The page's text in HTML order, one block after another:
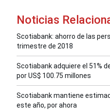
Noticias
Scotiabank: ahorro de las
trimestre de 2018
Scotiabank adquiere el 51%
por US$ 100.75 millones
Scotiabank mantiene
este año, por ahora